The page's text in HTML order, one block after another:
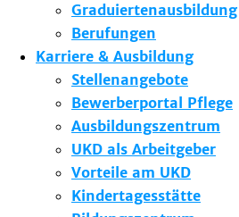
Graduiertenausbildung
Berufungen
Karriere & Ausbildung
Stellenangebote
Bewerberportal Pflege
Ausbildungszentrum
UKD als Arbeitgeber
Vorteile am UKD
Kindertagesstätte